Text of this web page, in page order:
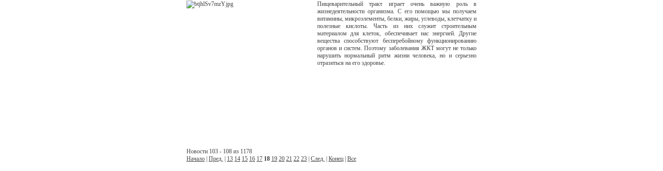
Пищеварительный тракт играет очень важную роль в
жизнедеятельности организма. С его помощью мы получаем
витамины, микроэлементы, белки, жиры, углеводы, клетчатку и
полезные кислоты. Часть из них служит строительным
материалом для клеток, обеспечивает нас энергией. Другие
вещества способствуют бесперебойному функционированию
органов и систем. Поэтому заболевания ЖКТ могут не только
нарушить нормальный ритм жизни человека, но и серьезно
отразиться на его здоровье.
Новости 103 - 108 из 1178
Начало Пред. 13 14 15 16 17 18 19 20 21 22 23 След. Конец Все